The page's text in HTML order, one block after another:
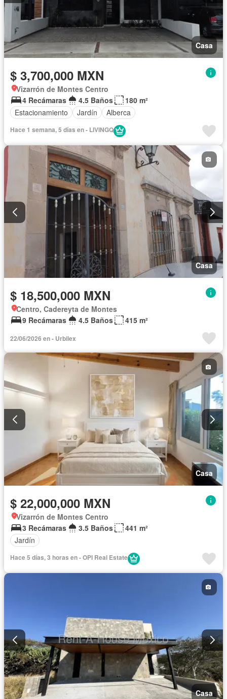
Casa
$ 3,700,000 MXN
Vizarrón de Montes Centro
4 Recámaras
4.5 Baños
180 m²
Estacionamiento
Jardín Alberca
Hace 1 semana, 5 días en - LIVINGQ
Casa
$ 18,500,000 MXN
Centro, Cadereyta de Montes
9 Recámaras
4.5 Baños 415 m²
22/06/2026 en - Urbilex
Casa
$ 22,000,000 MXN
Vizarrón de Montes Centro
3 Recámaras
3.5 Baños
441 m²
Jardín
Hace 5 días, 3 horas en - OPI Real Estate
Casa